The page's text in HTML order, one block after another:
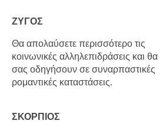
ΖΥΓΟΣ
Θα απολαύσετε περισσότερο τις
κοινωνικές αλληλεπιδράσεις και θα
σας οδηγήσουν σε συναρπαστικές
ρομαντικές καταστάσεις.
ΣΚΟΡΠΙΟΣ